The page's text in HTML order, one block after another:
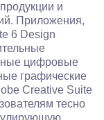
и
Приложения,
6 Design
цифровые
графические
Creative Suite
тесно